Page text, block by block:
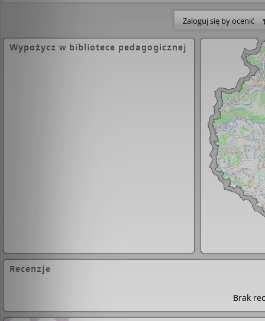
Zaloguj się by ocenić
Wypożycz w bibliotece pedagogicznej
Recenzje
Brak